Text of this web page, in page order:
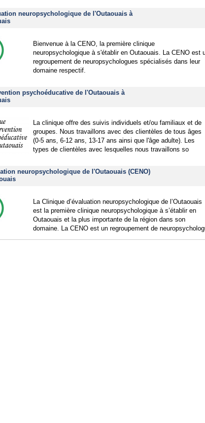
neuropsychologique de l'Outaouais à
Bienvenue à la CENO, la première clinique
neuropsychologique à s'établir en Outaouais. La CENO est
regroupement de neuropsychologues spécialisés dans leur
domaine respectif.
psychoéducative de l'Outaouais à
La clinique offre des suivis individuels et/ou familiaux et de
groupes. Nous travaillons avec des clientèles de tous âges
(0-5 ans, 6-12 ans, 13-17 ans ainsi que l'âge adulte). Les
types de clientèles avec lesquelles nous travaillons so
neuropsychologique de l'Outaouais (CENO)
La Clinique d’évaluation neuropsychologique de l’Outaouais
est la première clinique neuropsychologique à s’établir en
Outaouais et la plus importante de la région dans son
domaine. La CENO est un regroupement de